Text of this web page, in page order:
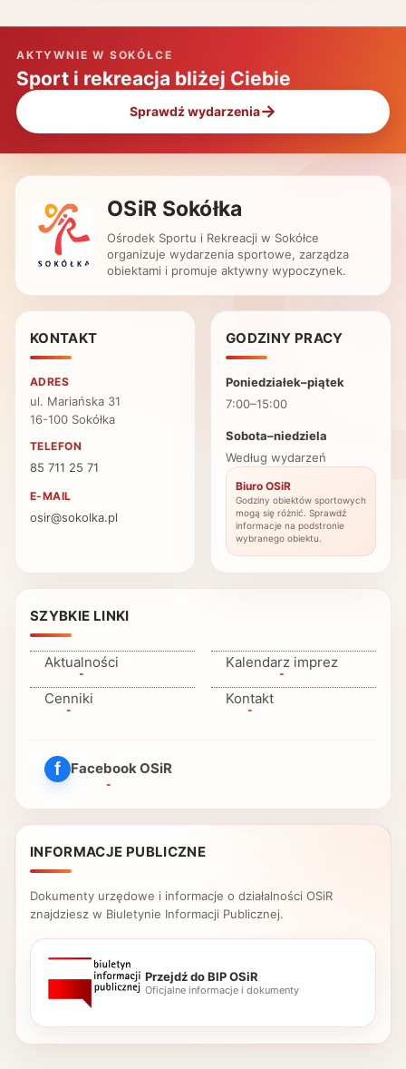
AKTYWNIE W SOKÓŁCE
Sport i rekreacja bliżej Ciebie
Sprawdź wydarzenia→
OSiR Sokółka
Ośrodek Sportu i Rekreacji w Sokółce
organizuje wydarzenia sportowe, zarządza
obiektami i promuje aktywny wypoczynek.
KONTAKT
ADRES
ul. Mariańska 31
16-100 Sokółka
TELEFON
85 711 25 71
E-MAIL
osir@sokolka.pl
SZYBKIE LINKI
Aktualności Kalendarz imprez
Cenniki Kontakt
f Facebook OSiR
(otwiera się w nowej karcie)
GODZINY PRACY
Poniedziałek–piątek
7:00–15:00
Sobota–niedziela
Według wydarzeń
Biuro OSiR
Godziny obiektów sportowych
mogą się różnić. Sprawdź
informacje na podstronie
wybranego obiektu.
INFORMACJE PUBLICZNE
Dokumenty urzędowe i informacje o działalności OSiR
znajdziesz w Biuletynie Informacji Publicznej.
Przejdź do BIP OSiR
Oficjalne informacje i dokumenty
(otwiera się w nowej karcie)